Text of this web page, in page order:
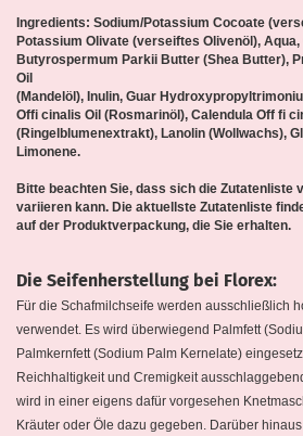
Ingredients: Sodium/Potassium Cocoate
Potassium Olivate (verseiftes Olivenöl),
Butyrospermum Parkii Butter (Shea Butter),
Oil
(Mandelöl), Inulin, Guar
Offi cinalis Oil (Rosmarinöl), Calendula Off fi
(Ringelblumenextrakt), Lanolin (Wollwachs),
Limonene.
Bitte beachten Sie, dass sich die Zutatenliste
variieren kann. Die aktuellste Zutatenliste
auf der Produktverpackung, die Sie erhalten.
Die Seifenherstellung bei Florex:
Für die Schafmilchseife werden ausschließlich
verwendet. Es wird überwiegend Palmfett
Palmkernfett (Sodium Palm Kernelate)
Reichhaltigkeit und Cremigkeit
wird in einer eigens dafür vorgesehen
Kräuter oder Öle dazu gegeben. Darüber